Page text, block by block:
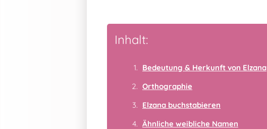
Inhalt:
Bedeutung & Herkunft von Elzana
Orthographie
Elzana buchstabieren
Ähnliche weibliche Namen